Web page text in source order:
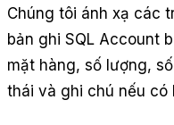
Chúng tôi ánh xạ các
bản ghi SQL Account
mặt hàng, số lượng,
thái và ghi chú nếu có